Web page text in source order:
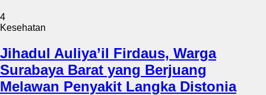
4
Kesehatan
Jihadul Auliya’il Firdaus, Warga
Surabaya Barat yang Berjuang
Melawan Penyakit Langka Distonia